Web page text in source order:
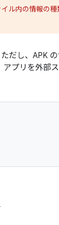
ル内の情報の
だし、APK
プリを外部